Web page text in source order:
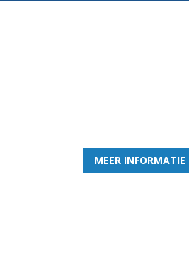
MEER INFORMATIE